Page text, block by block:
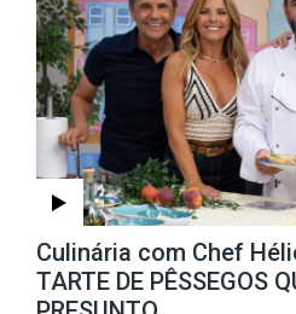
Culinária com Chef
TARTE DE PÊSSEGOS